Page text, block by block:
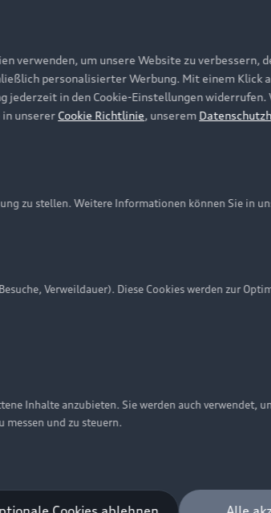
verwenden, um unsere Website zu verbessern,
personalisierter Werbung. Mit einem Klick
jederzeit in den Cookie-Einstellungen widerrufen.
in unserer Cookie Richtlinie, unserem
zu stellen. Weitere Informationen können Sie in
Verweildauer). Diese Cookies werden zur
Inhalte anzubieten. Sie werden auch verwendet,
messen und zu steuern.